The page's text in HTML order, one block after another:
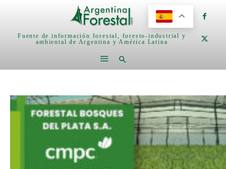
Fuente de información forestal, foresto-industrial y
ambiental de Argentina y América Latina